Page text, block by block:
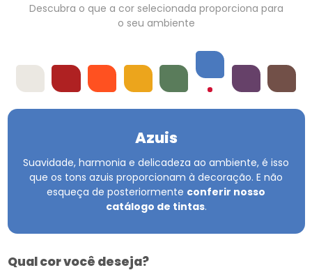
Descubra o que a cor selecionada proporciona para
o seu ambiente
OffwhitesVermelhosLaranjasAmarelosVerdes
Azuis
Violetas
Azuis
Suavidade, harmonia e delicadeza ao ambiente, é isso
que os tons azuis proporcionam à decoração. E não
esqueça de posteriormente conferir nosso
catálogo de tintas.
Qual cor você deseja?